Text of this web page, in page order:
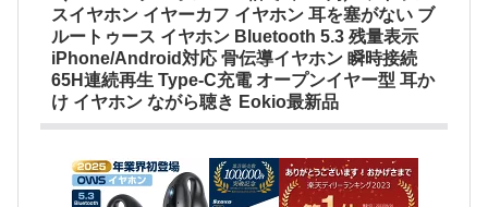
スイヤホン イヤーカフ イヤホン 耳を塞がない ブ
ルートゥース イヤホン Bluetooth 5.3 残量表示
iPhone/Android対応 骨伝導イヤホン 瞬時接続
65H連続再生 Type‐C充電 オープンイヤー型 耳か
け イヤホン ながら聴き Eokio最新品